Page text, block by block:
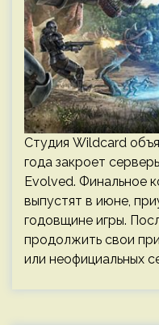
Студия Wildcard
года закроет
Evolved. Финальное
выпустят в июне,
годовщине игры.
продолжить свои
или неофициальных